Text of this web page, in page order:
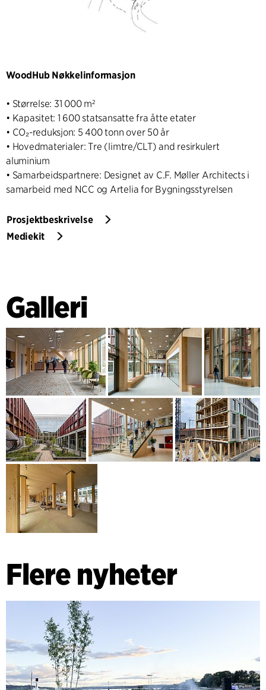
WoodHub Nøkkelinformasjon
• Størrelse: 31 000 m²
• Kapasitet: 1 600 statsansatte fra åtte etater
• CO₂-reduksjon: 5 400 tonn over 50 år
• Hovedmaterialer: Tre (limtre/CLT) and resirkulert
aluminium
• Samarbeidspartnere: Designet av C.F. Møller Architects i
samarbeid med NCC og Artelia for Bygningsstyrelsen
Prosjektbeskrivelse
Mediekit
Galleri
Flere nyheter